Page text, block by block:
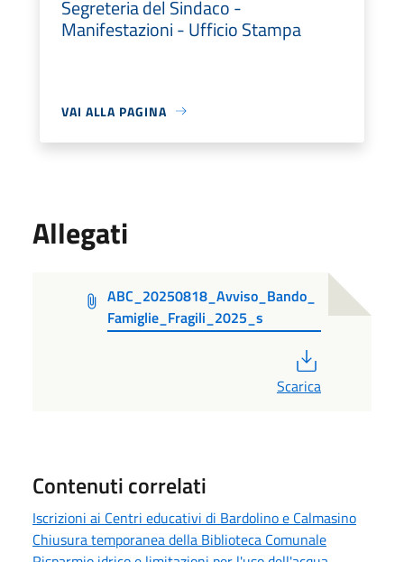
Segreteria del Sindaco -
Manifestazioni - Ufficio Stampa
VAI ALLA PAGINA
Allegati
ABC_20250818_Avviso_Bando_
Famiglie_Fragili_2025_s
Scarica
Contenuti correlati
Iscrizioni ai Centri educativi di Bardolino e Calmasino
Chiusura temporanea della Biblioteca Comunale